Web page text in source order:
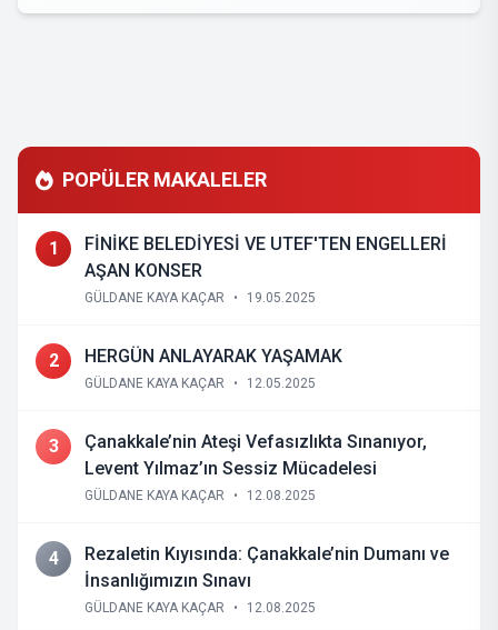
POPÜLER MAKALELER
1
FİNİKE BELEDİYESİ VE UTEF'TEN ENGELLERİ
AŞAN KONSER
GÜLDANE KAYA KAÇAR • 19.05.2025
2 HERGÜN ANLAYARAK YAŞAMAK
GÜLDANE KAYA KAÇAR • 12.05.2025
3
Çanakkale’nin Ateşi Vefasızlıkta Sınanıyor,
Levent Yılmaz’ın Sessiz Mücadelesi
GÜLDANE KAYA KAÇAR • 12.08.2025
4
Rezaletin Kıyısında: Çanakkale’nin Dumanı ve
İnsanlığımızın Sınavı
GÜLDANE KAYA KAÇAR • 12.08.2025